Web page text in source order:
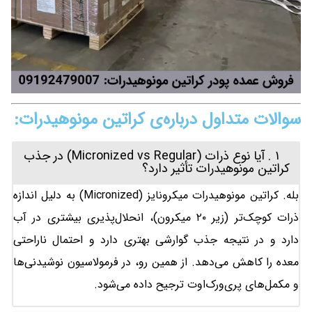
سوالات متداول درباره‌ی کراتین مونوهیدرات:
۱. آیا نوع ذرات (Micronized vs Regular) در جذب
کراتین مونوهیدرات تأثیر دارد؟
بله. کراتین مونوهیدرات میکرونایز (Micronized) به دلیل اندازه
ذرات کوچک‌تر (زیر ۲۰ میکرون)، انحلال‌پذیری بیشتری در آب
دارد و در نتیجه جذب گوارشی بهتری دارد و احتمال ناراحتی
معده را کاهش می‌دهد. از همین رو، در فرمولاسیون نوشیدنی‌ها
و مکمل‌های پری‌ورک‌اوت ترجیح داده می‌شود.